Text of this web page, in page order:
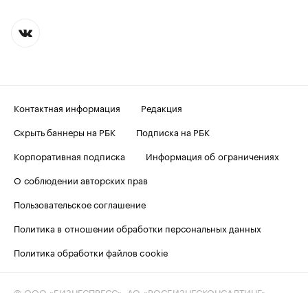
Контактная информация
Редакция
Скрыть баннеры на РБК
Подписка на РБК
Корпоративная подписка
Информация об ограничениях
О соблюдении авторских прав
Пользовательское соглашение
Политика в отношении обработки персональных данных
Политика обработки файлов cookie